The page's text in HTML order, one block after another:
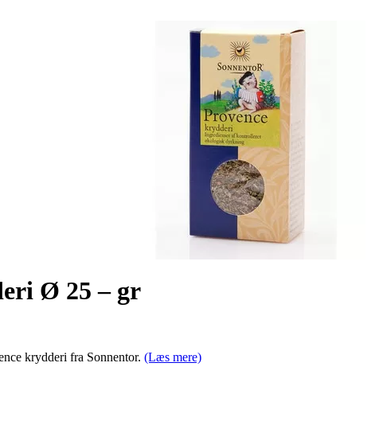
Ø 25 – gr
krydderi fra Sonnentor. (Læs mere)